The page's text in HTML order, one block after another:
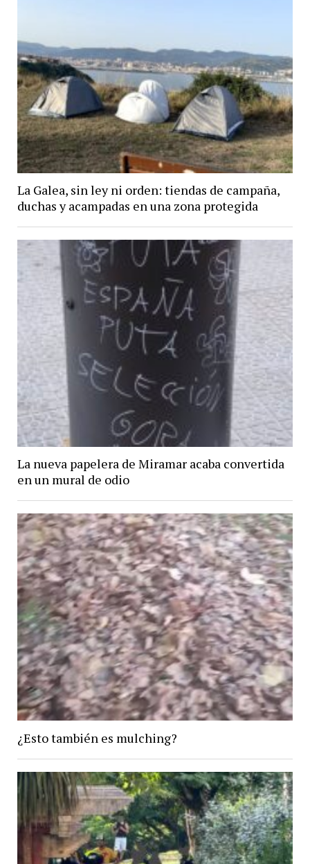
La Galea, sin ley ni orden: tiendas de campaña,
duchas y acampadas en una zona protegida
La nueva papelera de Miramar acaba convertida
en un mural de odio
¿Esto también es mulching?